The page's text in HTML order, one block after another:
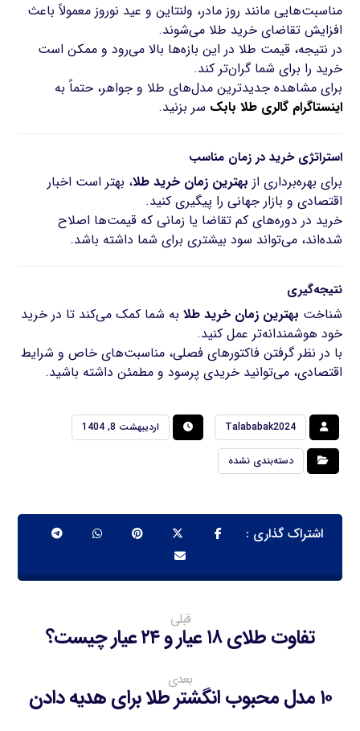
مناسبت‌هایی مانند روز مادر، ولنتاین و عید نوروز معمولاً باعث
افزایش تقاضای خرید طلا می‌شوند.
در نتیجه، قیمت طلا در این بازه‌ها بالا می‌رود و ممکن است
خرید را برای شما گران‌تر کند.
برای مشاهده جدیدترین مدل‌های طلا و جواهر، حتماً به
اینستاگرام گالری طلا بابک سر بزنید.
استراتژی خرید در زمان مناسب
برای بهره‌برداری از بهترین زمان خرید طلا، بهتر است اخبار
اقتصادی و بازار جهانی را پیگیری کنید.
خرید در دوره‌های کم تقاضا یا زمانی که قیمت‌ها اصلاح
شده‌اند، می‌تواند سود بیشتری برای شما داشته باشد.
نتیجه‌گیری
شناخت بهترین زمان خرید طلا به شما کمک می‌کند تا در خرید
خود هوشمندانه‌تر عمل کنید.
با در نظر گرفتن فاکتورهای فصلی، مناسبت‌های خاص و شرایط
اقتصادی، می‌توانید خریدی پرسود و مطمئن داشته باشید.
Talababak2024 اردیبهشت 8, 1404
دسته‌بندی نشده
قبلی
تفاوت طلای ۱۸ عیار و ۲۴ عیار چیست؟
بعدی
۱۰ مدل محبوب انگشتر طلا برای هدیه دادن